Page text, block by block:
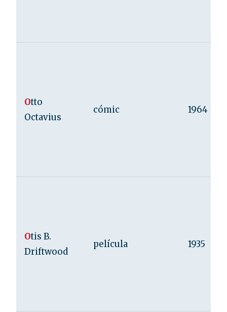
Otto
Octavius
cómic 1964
Otis B.
Driftwood
película 1935